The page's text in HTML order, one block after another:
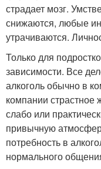
страдает мозг.
снижаются, любые
утрачиваются.
Только для
зависимости. Все
алкоголь обычно в
компании страстное
слабо или
привычную
потребность в
нормального